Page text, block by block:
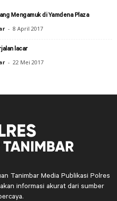
Mengamuk di Yamdena Plaza
- 8 April 2017
lacar
- 22 Mei 2017
Tanimbar Media Publikasi Polres
informasi akurat dari sumber